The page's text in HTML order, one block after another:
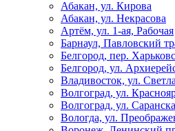
Абакан, ул. Кирова
Абакан, ул. Некрасова
Артём, ул. 1-ая, Рабочая
Барнаул, Павловский
Белгород, пер.
Белгород, ул.
Владивосток, ул.
Волгоград, ул.
Волгоград, ул.
Вологда, ул.